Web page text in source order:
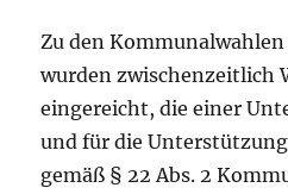
Zu den Kommunalwahlen
wurden zwischenzeitlich
eingereicht, die einer
und für die
gemäß § 22 Abs. 2